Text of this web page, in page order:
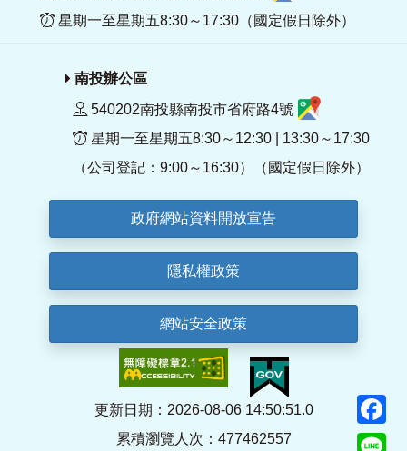
星期一至星期五8:30～17:30（國定假日除外）
南投辦公區
540202南投縣南投市省府路4號
星期一至星期五8:30～12:30 | 13:30～17:30
（公司登記：9:00～16:30）（國定假日除外）
政府網站資料開放宣告
隱私權政策
網站安全政策
更新日期：2026-08-06 14:50:51.0
累積瀏覽人次：477462557